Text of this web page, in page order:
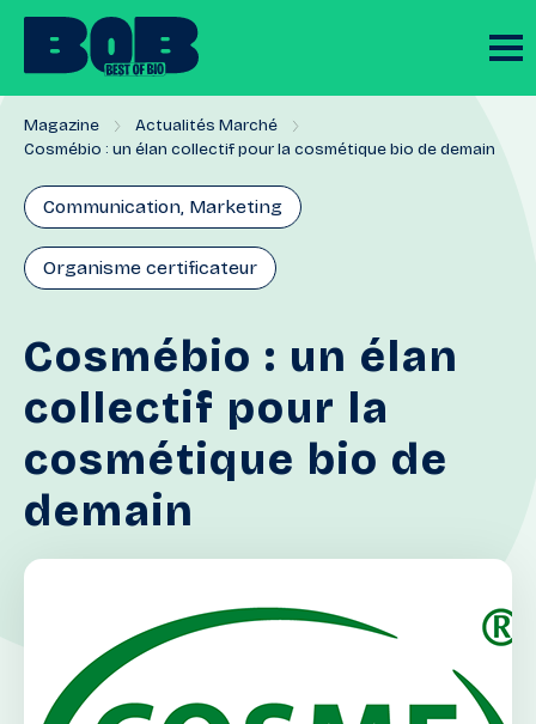
Magazine
Actualités Marché
Cosmébio : un élan collectif pour la cosmétique bio de demain
Communication, Marketing
Organisme certificateur
Cosmébio : un élan
collectif pour la
cosmétique bio de
demain